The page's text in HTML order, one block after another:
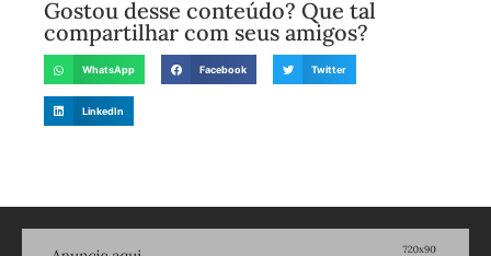
Gostou desse conteúdo? Que tal
compartilhar com seus amigos?
WhatsApp Facebook Twitter
LinkedIn